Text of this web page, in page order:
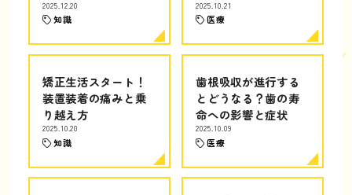
2025.12.20
知識
2025.10.21
医療
矯正生活スタート！
装置装着の痛みと乗
り越え方
2025.10.20
知識
歯根吸収が進行する
とどうなる？歯の寿
命への影響と症状
2025.10.09
医療